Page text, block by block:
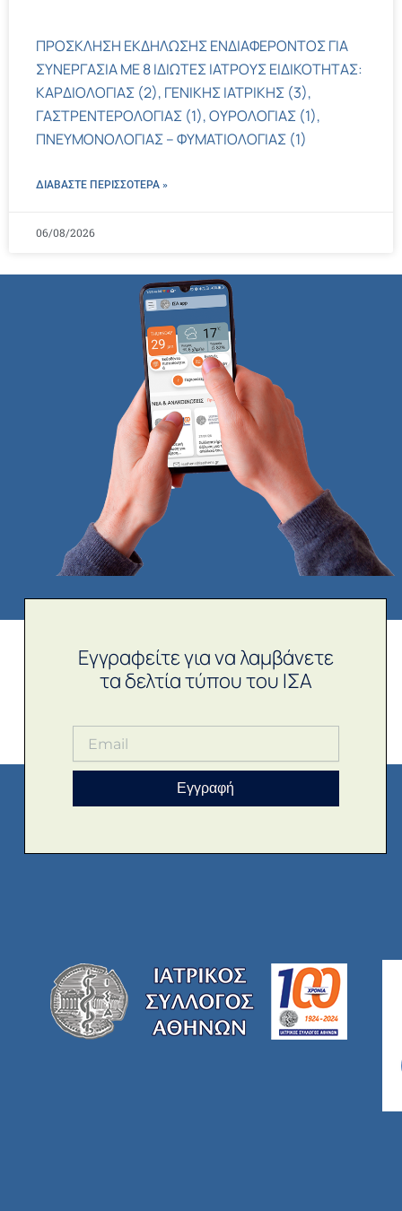
ΠΡΟΣΚΛΗΣΗ ΕΚΔΗΛΩΣΗΣ ΕΝΔΙΑΦΕΡΟΝΤΟΣ ΓΙΑ
ΣΥΝΕΡΓΑΣΙΑ ΜΕ 8 ΙΔΙΩΤΕΣ ΙΑΤΡΟΥΣ ΕΙΔΙΚΟΤΗΤΑΣ:
ΚΑΡΔΙΟΛΟΓΙΑΣ (2), ΓΕΝΙΚΗΣ ΙΑΤΡΙΚΗΣ (3),
ΓΑΣΤΡΕΝΤΕΡΟΛΟΓΙΑΣ (1), ΟΥΡΟΛΟΓΙΑΣ (1),
ΠΝΕΥΜΟΝΟΛΟΓΙΑΣ – ΦΥΜΑΤΙΟΛΟΓΙΑΣ (1)
ΔΙΑΒΑΣΤΕ ΠΕΡΙΣΣΌΤΕΡΑ »
06/08/2026
Εγγραφείτε για να λαμβάνετε
τα δελτία τύπου του ΙΣΑ
Εγγραφή